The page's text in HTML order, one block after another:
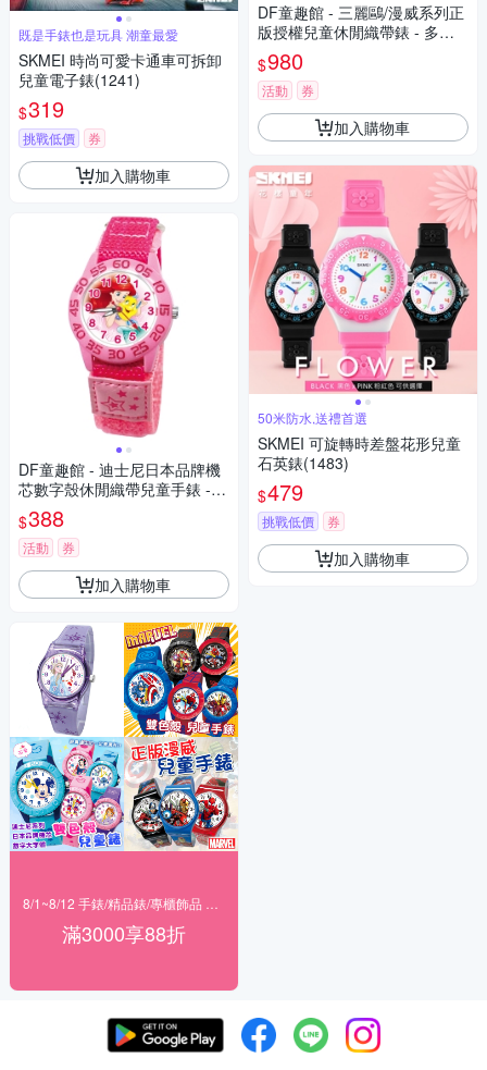
既是手錶也是玩具 潮童最愛
SKMEI 時尚可愛卡通車可拆卸
兒童電子錶(1241)
$319
挑戰低價 券
加入購物車
DF童趣館 - 迪士尼日本品牌機
芯數字殼休閒織帶兒童手錶 -
多款可選
$388
活動 券
加入購物車
滿3000享88折
DF童趣館 - 三麗鷗/漫威系列正
版授權兒童休閒織帶錶 - 多款
可選
$980
活動 券
加入購物車
50米防水,送禮首選
SKMEI 可旋轉時差盤花形兒童
石英錶(1483)
$479
挑戰低價 券
加入購物車